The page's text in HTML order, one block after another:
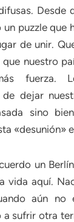
Desde
un puzzle que
de unir.
que nuestro
fuerza.
de dejar
sino
«desunión»
un
vida aquí.
aún no
sufrir otra